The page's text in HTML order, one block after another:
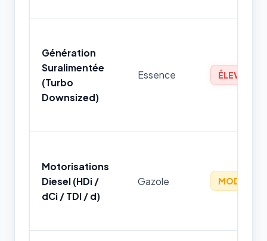
Génération
Suralimentée
(Turbo
Downsized)
Essence ÉLEVÉ
Motorisations
Diesel (HDi /
dCi / TDI / d)
Gazole MODÉRÉ